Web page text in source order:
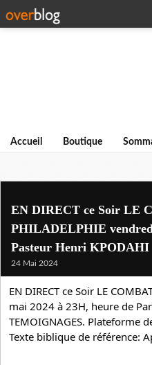
Accueil Boutique
EN DIRECT ce Soir LE
PHILADELPHIE
Pasteur Henri KPODAHI
24 Mai 2024
EN DIRECT ce Soir LE
mai 2024 à 23H, heure de
TEMOIGNAGES. Plateforme
Texte biblique de référence: